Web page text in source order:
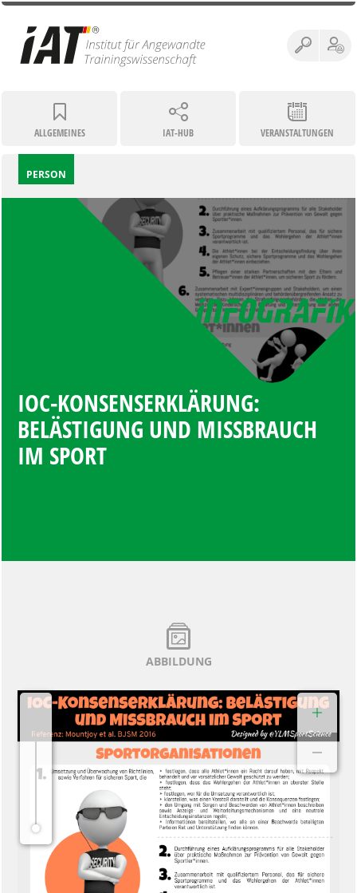
ALLGEMEINES IAT-HUB VERANSTALTUNGEN
PERSON
IOC-KONSENSERKLÄRUNG:
BELÄSTIGUNG UND MISSBRAUCH
IM SPORT
ABBILDUNG